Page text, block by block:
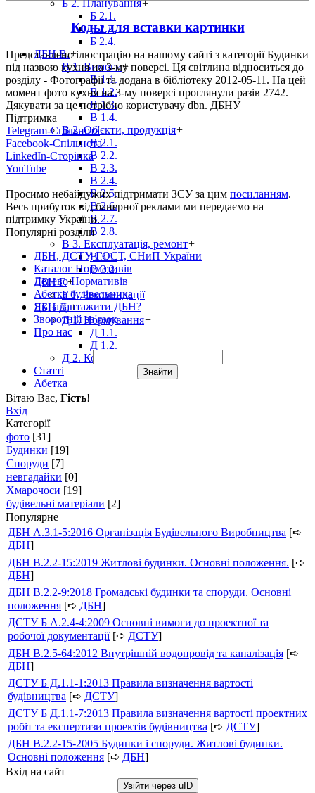
Б 2. Планування+
Б 2.1.
Б 2.2.
Б 2.4.
ДБН В.+
В 1. Вимоги+
В 1.1.
В 1.2.
В 1.3.
В 1.4.
В 2. Об'єкти, продукція+
В 2.1.
В 2.2.
В 2.3.
В 2.4.
В 2.5.
В 2.6.
В 2.7.
В 2.8.
В 3. Експлуатація, ремонт+
В 3.1.
В 3.2.
ДБН Г.+
Г 1. Рекомендації
ДБН Д.+
Д 1. Нормування+
Д 1.1.
Д 1.2.
Д 2. Кошториси
Статті
Абетка
Коды для вставки картинки
Представлено ілюстрацію на нашому сайті з категорії Будинки
під назвою кухня на 3-му поверсі. Ця світлина відноситься до
розділу - Фотографії та додана в бібліотеку 2012-05-11. На цей
момент фото кухня на 3-му поверсі проглянули разів 2742.
Дякувати за це потрібно користувачу dbn. ДБНУ
Підтримка
Telegram-Спільнота
Facebook-Спільнота
LinkedIn-Сторінка
YouTube
Просимо небайдужих підтримати ЗСУ за цим посиланням.
Весь прибуток від банерної реклами ми передаємо на
підтримку України.
Популярні розділи
ДБН, ДСТУ, ГОСТ, СНиП України
Каталог Нормативів
Дерево Нормативів
Абетка будівельника
Як завантажити ДБН?
Зворотній зв'язок
Про нас
Вітаю Вас, Гість!
Вхід
Категорії
фото [31]
Будинки [19]
Споруди [7]
невгадайки [0]
Хмарочоси [19]
будівельні матеріали [2]
Популярне
ДБН А.3.1-5:2016 Організація Будівельного Виробництва [➪
ДБН]
ДБН В.2.2-15:2019 Житлові будинки. Основні положення. [➪
ДБН]
ДБН В.2.2-9:2018 Громадські будинки та споруди. Основні
положення [➪ ДБН]
ДСТУ Б А.2.4-4:2009 Основні вимоги до проектної та
робочої документації[➪ ДСТУ]
ДБН В.2.5-64:2012 Внутрішній водопровід та каналізація [➪
ДБН]
ДСТУ Б Д.1.1-1:2013 Правила визначення вартості
будівництва [➪ ДСТУ]
ДСТУ Б Д.1.1-7:2013 Правила визначення вартості проектних
робіт та експертизи проектів будівництва [➪ ДСТУ]
ДБН В.2.2-15-2005 Будинки і споруди. Житлові будинки.
Основні положення [➪ ДБН]
Вхід на сайт
Увійти через uID